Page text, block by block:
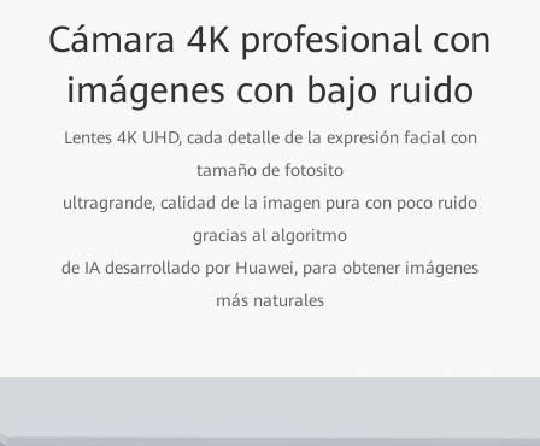
Cámara 4K profesional con
imágenes con bajo ruido
Lentes 4K UHD, cada detalle de la expresión facial con
tamaño de fotosito
ultragrande, calidad de la imagen pura con poco ruido
gracias al algoritmo
de IA desarrollado por Huawei, para obtener imágenes
más naturales